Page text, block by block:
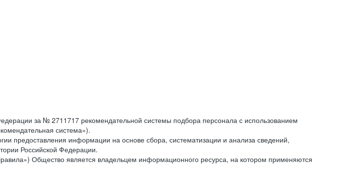
за № 2711717 рекомендательной системы подбора персонала с использованием
система»).
предоставления информации на основе сбора, систематизации и анализа сведений,
Российской Федерации.
Общество является владельцем информационного ресурса, на котором применяются